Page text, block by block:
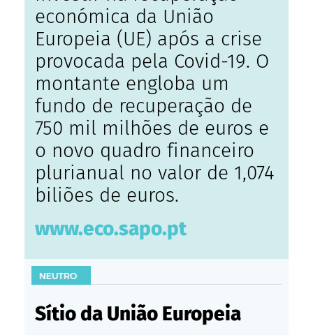
económica da União
Europeia (UE) após a crise
provocada pela Covid-19. O
montante engloba um
fundo de recuperação de
750 mil milhões de euros e
o novo quadro financeiro
plurianual no valor de 1,074
biliões de euros.
www.eco.sapo.pt
Sítio da União Europeia